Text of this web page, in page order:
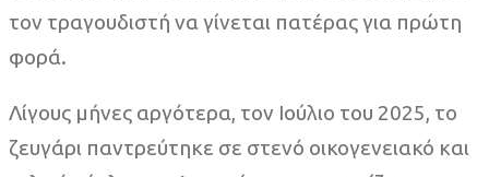
τον τραγουδιστή να γίνεται πατέρας για πρώτη
φορά.
Λίγους μήνες αργότερα, τον Ιούλιο του 2025, το
ζευγάρι παντρεύτηκε σε στενό οικογενειακό και